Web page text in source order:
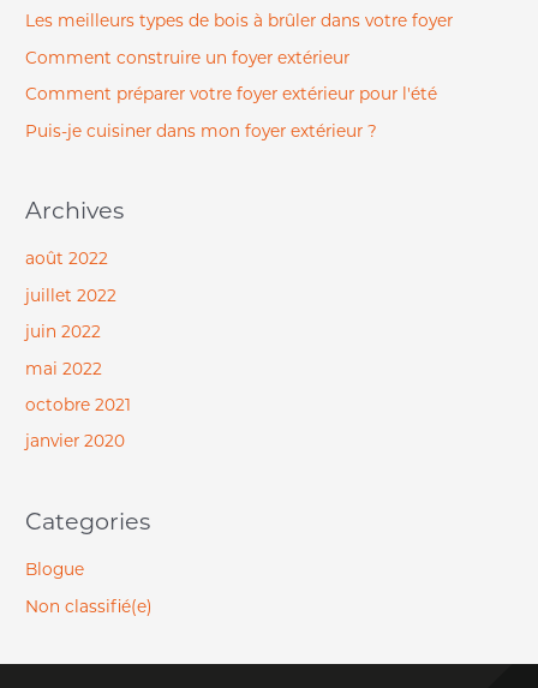
h
:
Les meilleurs types de bois à brûler dans votre foyer
Comment construire un foyer extérieur
Comment préparer votre foyer extérieur pour l'été
Puis-je cuisiner dans mon foyer extérieur ?
Archives
août 2022
juillet 2022
juin 2022
mai 2022
octobre 2021
janvier 2020
Categories
Blogue
Non classifié(e)